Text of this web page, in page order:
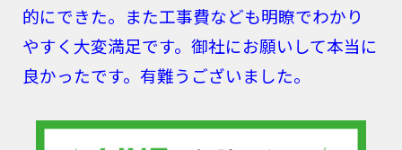
的にできた。また工事費なども明瞭でわかり
やすく大変満足です。御社にお願いして本当に
良かったです。有難うございました。